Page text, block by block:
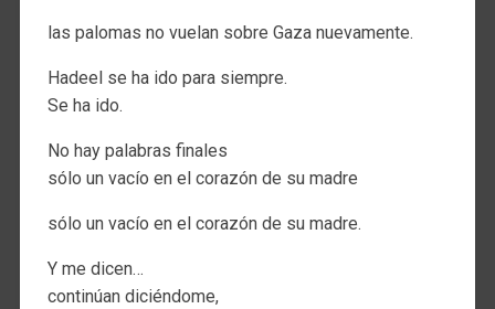
las palomas no vuelan sobre Gaza nuevamente.
Hadeel se ha ido para siempre.
Se ha ido.
No hay palabras finales
sólo un vacío en el corazón de su madre
sólo un vacío en el corazón de su madre.
Y me dicen…
continúan diciéndome,